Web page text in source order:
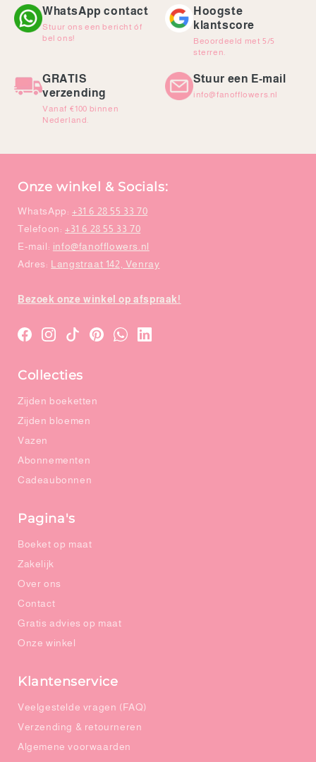
WhatsApp contact
Stuur ons een bericht óf
bel ons!
Hoogste
klantscore
Beoordeeld met 5/5
sterren.
GRATIS
verzending
Vanaf €100 binnen
Nederland.
Stuur een E-mail
info@fanofflowers.nl
Onze winkel & Socials:
WhatsApp: +31 6 28 55 33 70
Telefoon: +31 6 28 55 33 70
E-mail: info@fanofflowers.nl
Adres: Langstraat 142, Venray
Bezoek onze winkel op afspraak!
Translation
nl.general.social.links.facebook
Translation
nl.general.social.links.instagram
Translation
nl.general.social.links.tiktok
Translation
WhatsApp
LinkedIn
Collecties
Zijden boeketten
Zijden bloemen
Vazen
Abonnementen
Cadeaubonnen
Pagina's
Boeket op maat
Zakelijk
Over ons
Contact
Gratis advies op maat
Onze winkel
Klantenservice
Veelgestelde vragen (FAQ)
Verzending & retourneren
Algemene voorwaarden